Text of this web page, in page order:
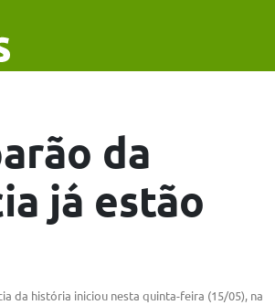
da
já estão
da história iniciou nesta quinta-feira (15/05), na